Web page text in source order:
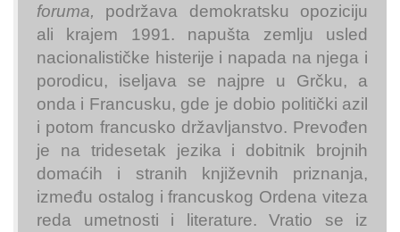
foruma, podržava demokratsku opoziciju
ali krajem 1991. napušta zemlju usled
nacionalističke histerije i napada na njega i
porodicu, iseljava se najpre u Grčku, a
onda i Francusku, gde je dobio politički azil
i potom francusko državljanstvo. Prevođen
je na tridesetak jezika i dobitnik brojnih
domaćih i stranih književnih priznanja,
između ostalog i francuskog Ordena viteza
reda umetnosti i literature. Vratio se iz